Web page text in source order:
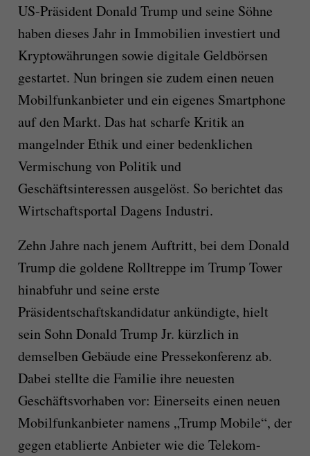
US-Präsident Donald Trump und seine Söhne
haben dieses Jahr in Immobilien investiert und
Kryptowährungen sowie digitale Geldbörsen
gestartet. Nun bringen sie zudem einen neuen
Mobilfunkanbieter und ein eigenes Smartphone
auf den Markt. Das hat scharfe Kritik an
mangelnder Ethik und einer bedenklichen
Vermischung von Politik und
Geschäftsinteressen ausgelöst. So berichtet das
Wirtschaftsportal Dagens Industri.
Zehn Jahre nach jenem Auftritt, bei dem Donald
Trump die goldene Rolltreppe im Trump Tower
hinabfuhr und seine erste
Präsidentschaftskandidatur ankündigte, hielt
sein Sohn Donald Trump Jr. kürzlich in
demselben Gebäude eine Pressekonferenz ab.
Dabei stellte die Familie ihre neuesten
Geschäftsvorhaben vor: Einerseits einen neuen
Mobilfunkanbieter namens „Trump Mobile“, der
gegen etablierte Anbieter wie die Telekom-